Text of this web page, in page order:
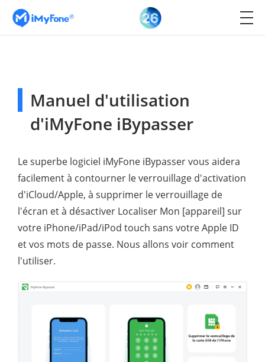
Manuel d'utilisation
d'iMyFone iBypasser
Le superbe logiciel iMyFone iBypasser vous aidera
facilement à contourner le verrouillage d'activation
d'iCloud/Apple, à supprimer le verrouillage de
l'écran et à désactiver Localiser Mon [appareil] sur
votre iPhone/iPad/iPod touch sans votre Apple ID
et vos mots de passe. Nous allons voir comment
l'utiliser.